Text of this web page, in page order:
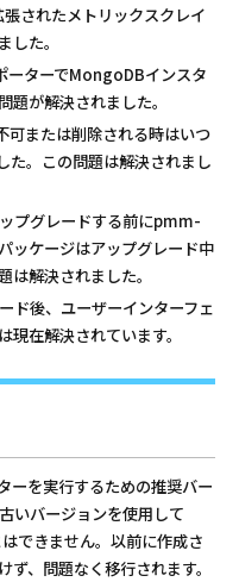
されたメトリックスクレイ
た。
ターでMongoDBインスタ
題が解決されました。
または削除される時はいつ
た。この問題は解決されまし
プグレードする前にpmm-
ッケージはアップグレード中
解決されました。
ド後、ユーザーインターフェ
在解決されています。
ーを実行するための推奨バー
いバージョンを使用して
できません。以前に作成さ
、問題なく移行されます。